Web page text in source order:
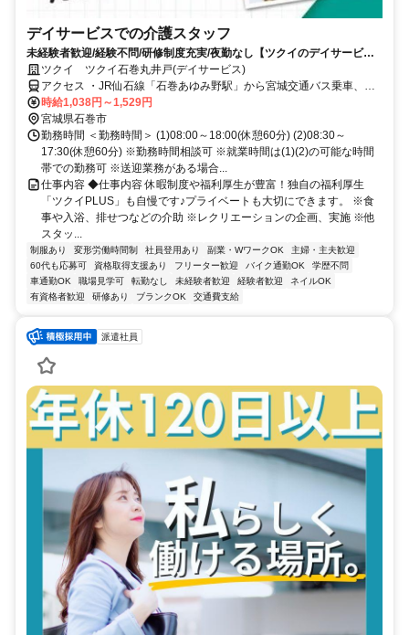
デイサービスでの介護スタッフ
未経験者歓迎/経験不問/研修制度充実/夜勤なし【ツクイのデイサービス/
介護スタッフ求人】
ツクイ ツクイ石巻丸井戸(デイサービス)
アクセス ・JR仙石線「石巻あゆみ野駅」から宮城交通バス乗車、
「丸井戸三丁目」下車徒歩約2分 ・JR仙石線「蛇田駅」から徒歩16
分、車約5分 ・三陸自動車道「石巻河南IC」から車約5分
時給1,038円～1,529円
宮城県石巻市
勤務時間 ＜勤務時間＞ (1)08:00～18:00(休憩60分) (2)08:30～
17:30(休憩60分) ※勤務時間相談可 ※就業時間は(1)(2)の可能な時間
帯での勤務可 ※送迎業務がある場合...
仕事内容 ◆仕事内容 休暇制度や福利厚生が豊富！独自の福利厚生
「ツクイPLUS」も自慢です♪プライベートも大切にできます。 ※食
事や入浴、排せつなどの介助 ※レクリエーションの企画、実施 ※他
スタッ...
制服あり 変形労働時間制 社員登用あり 副業・WワークOK
主婦・主夫歓迎
60代も応募可
資格取得支援あり フリーター歓迎 バイク通勤OK
学歴不問
車通勤OK
職場見学可 転勤なし 未経験者歓迎 経験者歓迎
ネイルOK
有資格者歓迎
研修あり ブランクOK 交通費支給
派遣社員